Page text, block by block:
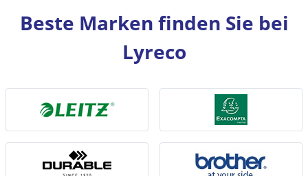
Beste Marken finden Sie bei
Lyreco